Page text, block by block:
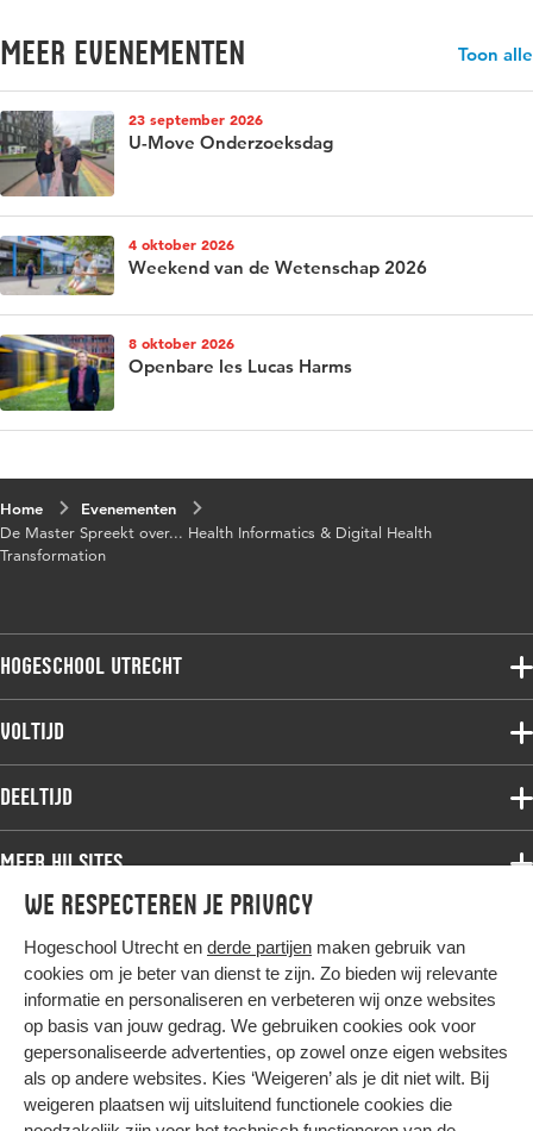
We respecteren je privacy
Hogeschool Utrecht en derde partijen maken gebruik van
cookies om je beter van dienst te zijn. Zo bieden wij relevante
informatie en personaliseren en verbeteren wij onze websites
op basis van jouw gedrag. We gebruiken cookies ook voor
gepersonaliseerde advertenties, op zowel onze eigen websites
als op andere websites. Kies ‘Weigeren’ als je dit niet wilt. Bij
weigeren plaatsen wij uitsluitend functionele cookies die
Meer evenementen Toon alle
U-Move Onderzoeksdag
23 september 2026
Weekend van de Wetenschap 2026
4 oktober 2026
Openbare les Lucas Harms
8 oktober 2026
Home
Evenementen
De Master Spreekt over... Health Informatics & Digital Health
Transformation
Hogeschool Utrecht
Voltijdopleidingen
Deeltijdopleidingen
Onderzoek
Werken bij de HU
Contact
Voltijd
Associate degree
Bachelor
Master
Studiekeuze voltijd
Deeltijd
Associate degree
Bachelor
Master
Post-master
Studiekeuze deeltijd
Meer HU sites
HU International
HU Bibliotheek
HU Ontwikkelt
Duurzame HU
Intranet
Trajectum
Hier komt alles samen
Colofon